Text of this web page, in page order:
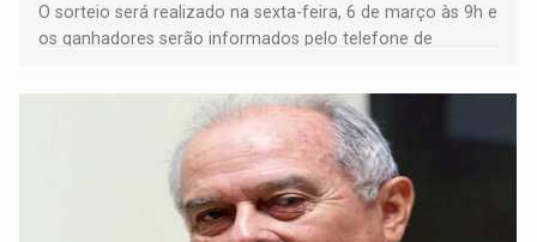
O sorteio será realizado na sexta-feira, 6 de março às 9h e
os ganhadores serão informados pelo telefone de